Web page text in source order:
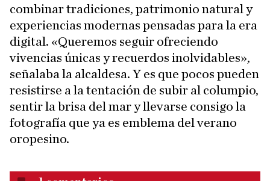
combinar tradiciones, patrimonio natural y
experiencias modernas pensadas para la era
digital. «Queremos seguir ofreciendo
vivencias únicas y recuerdos inolvidables»,
señalaba la alcaldesa. Y es que pocos pueden
resistirse a la tentación de subir al columpio,
sentir la brisa del mar y llevarse consigo la
fotografía que ya es emblema del verano
oropesino.